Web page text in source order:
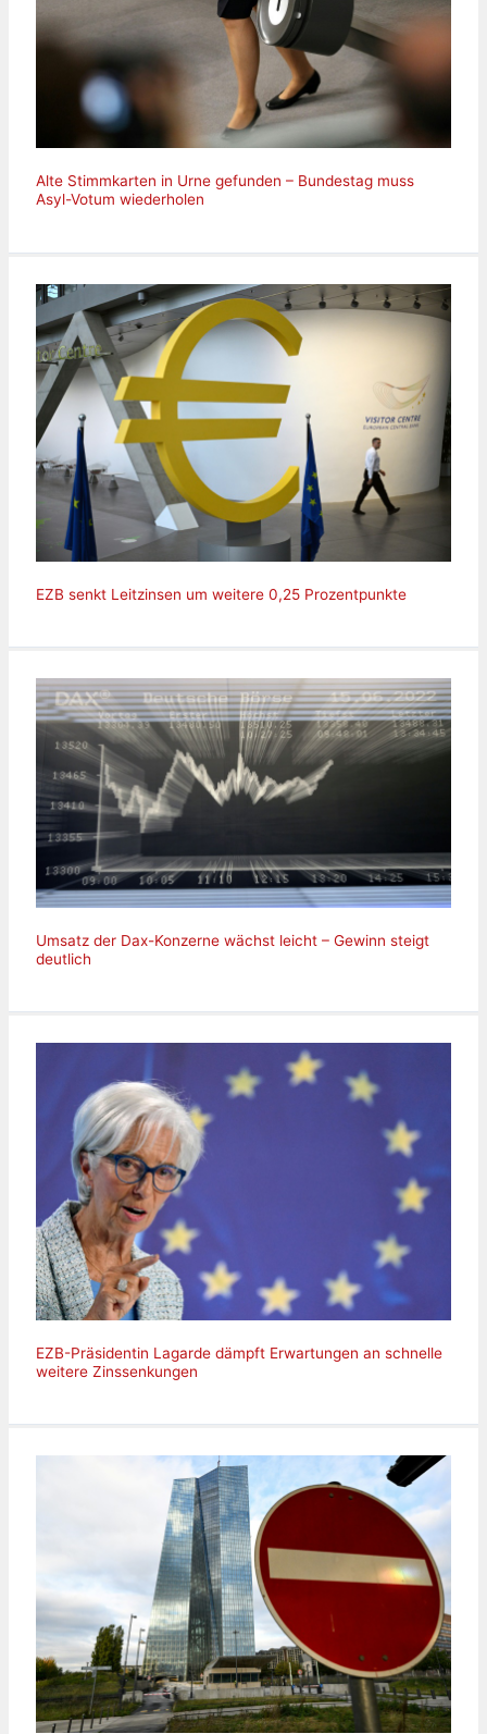
Alte Stimmkarten in Urne gefunden – Bundestag muss
Asyl-Votum wiederholen
EZB senkt Leitzinsen um weitere 0,25 Prozentpunkte
Umsatz der Dax-Konzerne wächst leicht – Gewinn steigt
deutlich
EZB-Präsidentin Lagarde dämpft Erwartungen an schnelle
weitere Zinssenkungen